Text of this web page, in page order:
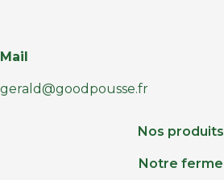
Mail
gerald@goodpousse.fr
Nos produits
Notre ferme